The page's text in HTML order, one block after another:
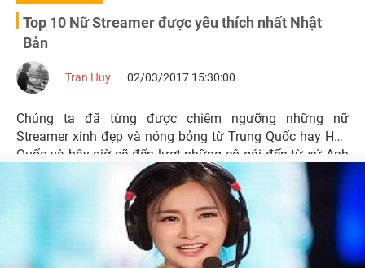
Top 10 Nữ Streamer được yêu thích nhất Nhật
Bản
Tran Huy 02/03/2017 15:30:00
Chúng ta đã từng được chiêm ngưỡng những nữ
Streamer xinh đẹp và nóng bỏng từ Trung Quốc hay Hàn
Quốc và bây giờ sẽ đến lượt những cô gái đến từ xứ Anh